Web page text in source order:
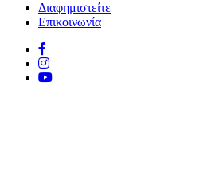
Διαφημιστείτε
Επικοινωνία